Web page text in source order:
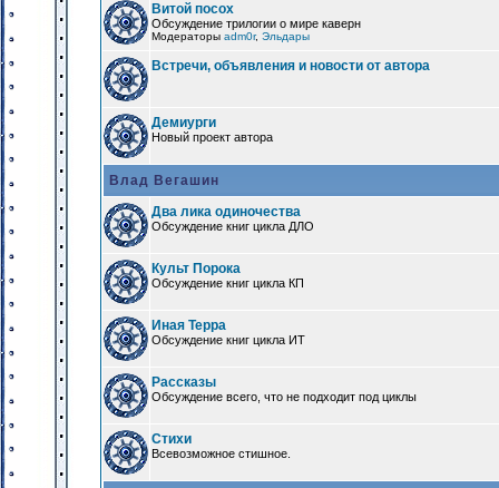
Витой посох
Обсуждение трилогии о мире каверн
Модераторы adm0r, Эльдары
Встречи, объявления и новости от автора
Демиурги
Новый проект автора
Влад Вегашин
Два лика одиночества
Обсуждение книг цикла ДЛО
Культ Порока
Обсуждение книг цикла КП
Иная Терра
Обсуждение книг цикла ИТ
Рассказы
Обсуждение всего, что не подходит под циклы
Стихи
Всевозможное стишное.